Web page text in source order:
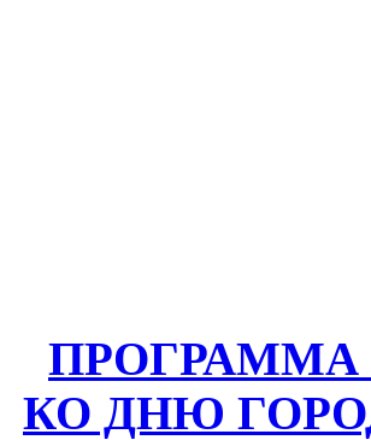
ПРОГРАММА
КО ДНЮ